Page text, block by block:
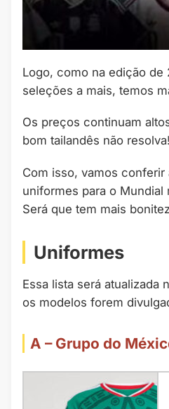
Logo, como na edição de
seleções a mais, temos
Os preços continuam
bom tailandês não resolva!
Com isso, vamos conferir
uniformes para o Mundial
Será que tem mais
Uniformes
Essa lista será atualizada
os modelos forem
A – Grupo do